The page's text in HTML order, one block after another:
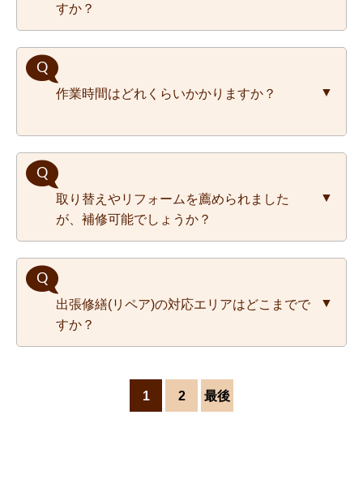
または、お問合せフォームから、画像を送付
ください。
また、現地調査も可能ですので、お電話でお
すか？
ります。また営業時間外の施工についても事
す。まずはお問合せください。
作業時間はどれくらいかかりますか？
す。お見積りの際に、おおよその作業時間と
金額をお伝えしております。
取り替えやリフォームを薦められました
が、補修可能でしょうか？
まずはお気軽にお問い合わせください。
出張修繕(リペア)の対応エリアはどこまでで
すか？
東京都、埼玉県、千葉県、神奈川県を中心に
出張修繕(リペア)をしております。
1 2 最後